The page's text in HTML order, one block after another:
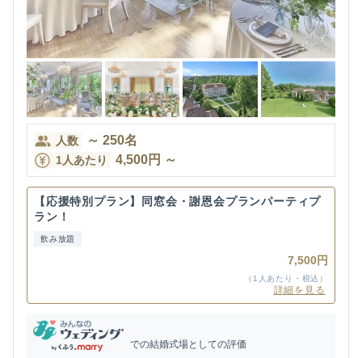
人数 ～ 250名
1人あたり 4,500円 ～
【応援特別プラン】同窓会・謝恩会プランパーティプ
ラン！
飲み放題
7,500円
（1人あたり・税込）
詳細を見る
での結婚式場としての評価